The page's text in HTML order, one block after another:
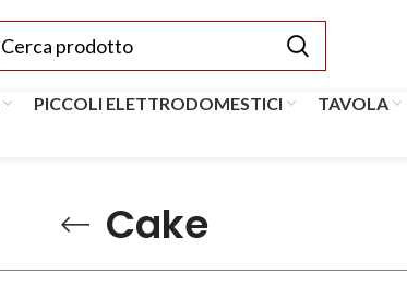
PICCOLI ELETTRODOMESTICI TAVOLA
Cake